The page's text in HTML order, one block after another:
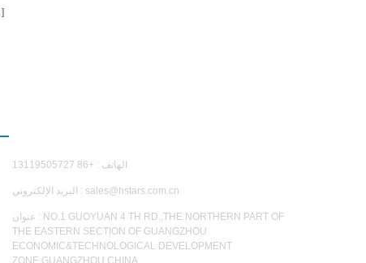
الهاتف : +86 13119505727
البريد الإلكتروني : sales@hstars.com.cn
عنوان : NO.1 GUOYUAN 4 TH RD.,THE NORTHERN PART OF
THE EASTERN SECTION OF GUANGZHOU
ECONOMIC&TECHNOLOGICAL DEVELOPMENT
ZONE,GUANGZHOU,CHINA